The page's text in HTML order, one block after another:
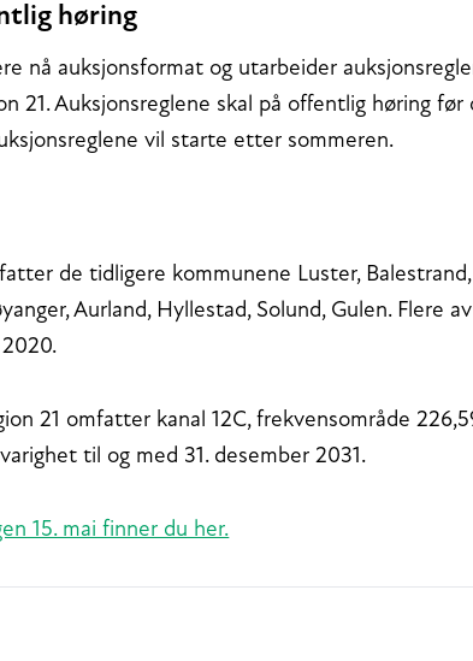
høring
nå auksjonsformat og utarbeider
21. Auksjonsreglene skal på offentlig høring før
vil starte etter sommeren.
de tidligere kommunene Luster, Balestrand,
Aurland, Hyllestad, Solund, Gulen. Flere
21 omfatter kanal 12C, frekvensområde
til og med 31. desember 2031.
15. mai finner du her.